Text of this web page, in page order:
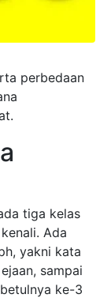
perbedaan
tiga kelas
Ada
yakni kata
sampai
ke-3